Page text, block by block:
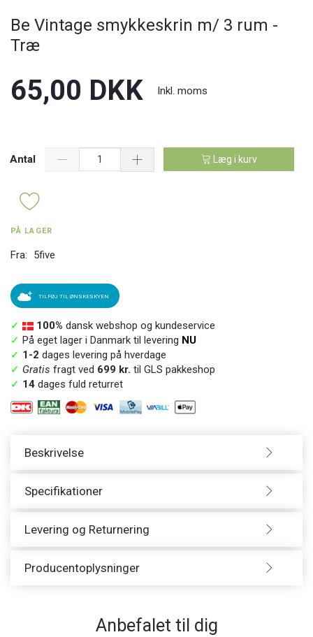
Be Vintage smykkeskrin m/ 3 rum -
Træ
65,00 DKK Inkl. moms
Antal Læg i kurv
PÅ LAGER
Fra: 5five
TILFØJ TIL ØNSKESKYEN
✓ 100% dansk webshop og kundeservice
✓ På eget lager i Danmark til levering NU
✓ 1-2 dages levering på hverdage
✓ Gratis fragt ved 699 kr. til GLS pakkeshop
✓ 14 dages fuld returret
Beskrivelse
Specifikationer
Levering og Returnering
Producentoplysninger
Anbefalet til dig